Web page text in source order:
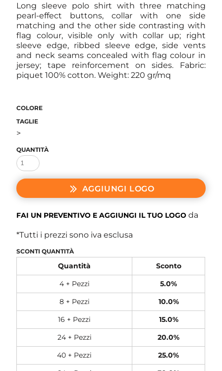
Long sleeve polo shirt with three matching
pearl-effect buttons, collar with one side
matching and the other side contrasting with
flag colour, visible only with collar up; right
sleeve edge, ribbed sleeve edge, side vents
and neck seams concealed with flag colour in
jersey; tape reinforcement on sides. Fabric:
piquet 100% cotton. Weight: 220 gr/mq
COLORE
TAGLIE
>
QUANTITÀ
AGGIUNGI LOGO
FAI UN PREVENTIVO E AGGIUNGI IL TUO LOGO da
*Tutti i prezzi sono iva esclusa
SCONTI QUANTITÀ
Quantità
Sconto
4 + Pezzi
5.0%
8 + Pezzi
10.0%
16 + Pezzi
15.0%
24 + Pezzi
20.0%
40 + Pezzi
25.0%